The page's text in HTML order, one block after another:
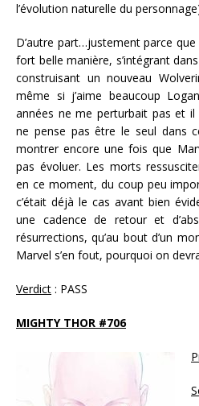
l’évolution naturelle du
D’autre part…justement parce
fort belle manière, s’intégrant
construisant un nouveau
même si j’aime beaucoup
années ne me perturbait pas et
ne pense pas être le seul dans
montrer encore une fois que
pas évoluer. Les morts
en ce moment, du coup peu
c’était déjà le cas avant bien
une cadence de retour et
résurrections, qu’au bout d’un
Marvel s’en fout, pourquoi on
Verdict : PASS
MIGHTY THOR #706